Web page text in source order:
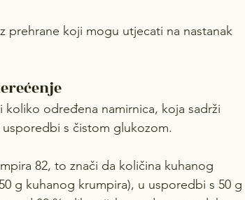
prehrane koji mogu utjecati na nastanak
određena namirnica, koja sadrži
s čistom glukozom.
82, to znači da količina kuhanog
g kuhanog krumpira), u usporedbi s 50 g